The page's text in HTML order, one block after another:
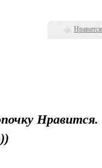
Нравится
Нравится.